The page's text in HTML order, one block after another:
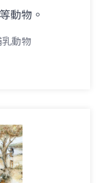
等動物。
乳動物